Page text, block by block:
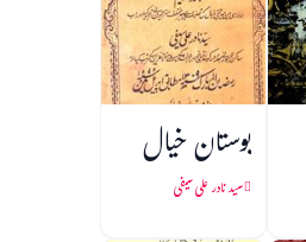
بوستان خیال
سید نادر علی سیفی